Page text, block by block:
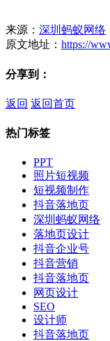
来源： 深圳蚂蚁网络
原文地址： https://
分享到：
返回 返回首页
热门标签
PPT
照片短视频
短视频制作
抖音落地页
深圳蚂蚁网络
落地页设计
抖音企业号
抖音营销
抖音落地页
网页设计
SEO
设计师
抖音落地页